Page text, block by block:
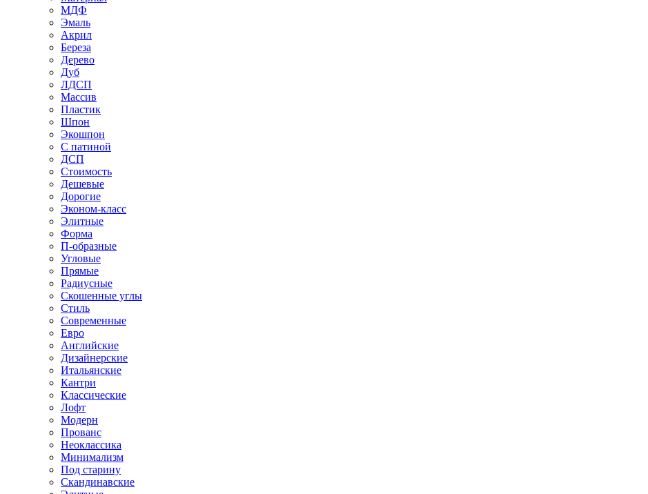
МДФ
Эмаль
Акрил
Береза
Дерево
Дуб
ЛДСП
Массив
Пластик
Шпон
Экошпон
С патиной
ДСП
Стоимость
Дешевые
Дорогие
Эконом-класс
Элитные
Форма
П-образные
Угловые
Прямые
Радиусные
Скошенные углы
Стиль
Современные
Евро
Английские
Дизайнерские
Итальянские
Кантри
Классические
Лофт
Модерн
Прованс
Неоклассика
Минимализм
Под старину
Скандинавские